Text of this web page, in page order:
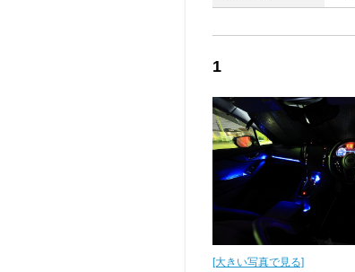
1
[大きい写真で見る]